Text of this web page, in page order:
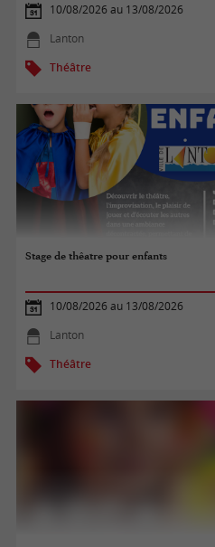
10/08/2026 au 13/08/2026
Lanton
Théâtre
Stage de thêatre pour enfants
10/08/2026 au 13/08/2026
Lanton
Théâtre